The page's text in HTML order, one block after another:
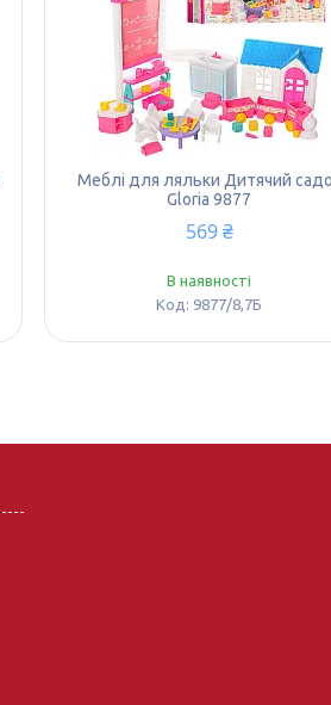
Меблі для ляльки Дитячий
Gloria 9877
569 ₴
В наявності
9877/8,7Б